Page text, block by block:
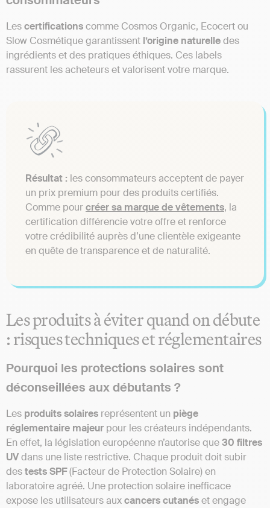
Lescertificationscomme Cosmos Organic, Ecocert ou
Slow Cosmétique garantissent l’origine naturelledes
ingrédients et des pratiques éthiques. Ces labels
rassurent les acheteurs et valorisent votre marque.
Résultat : les consommateurs acceptent de payer
un prix premium pour des produits certifiés.
Comme pourcréer sa marque de vêtements, la
certification différencie votre offre et renforce
votre crédibilité auprès d’une clientèle exigeante
en quête de transparence et de naturalité.
Les produits à éviter quand on débute
: risques techniques et réglementaires
Pourquoi les protections solaires sont
déconseillées aux débutants ?
Les produits solaires représentent un piège
réglementaire majeur pour les créateurs indépendants.
En effet, la législation européenne n’autorise que30 filtres
UVdans une liste restrictive. Chaque produit doit subir
destests SPF(Facteur de Protection Solaire) en
laboratoire agréé. Une protection solaire inefficace
expose les utilisateurs auxcancers cutanéset engage